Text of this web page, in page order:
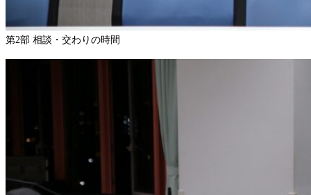
第2部 相談・交わりの時間